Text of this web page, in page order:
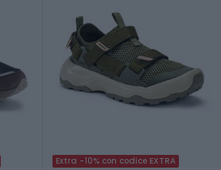
Extra -10% con codice EXTRA